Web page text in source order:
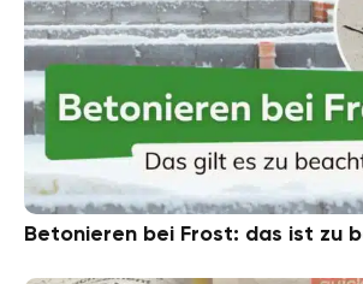
Betonieren bei Frost: das ist zu